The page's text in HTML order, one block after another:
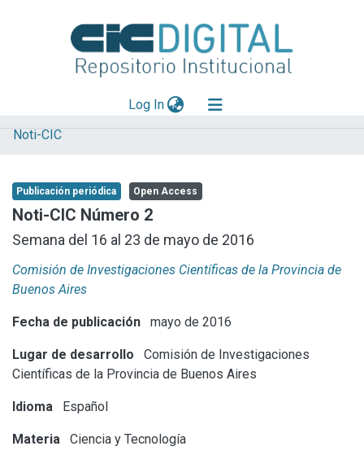
Log In(current)
Explorar
Aportar material
Statistics
Noti-CIC
Publicación periódica Open Access
Noti-CIC Número 2
Semana del 16 al 23 de mayo de 2016
Comisión de Investigaciones Científicas de la Provincia de
Buenos Aires
Fecha de publicación mayo de 2016
Lugar de desarrollo
Comisión de Investigaciones
Científicas de la Provincia de Buenos Aires
Idioma Español
Materia Ciencia y Tecnología